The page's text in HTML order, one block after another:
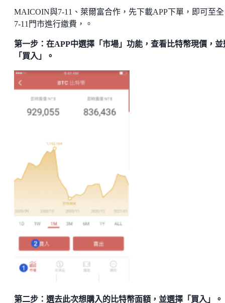
MAICOIN與7-11、萊爾富合作，先下載APP下單，即可至
7-11門市進行繳費，。
第一步：在APP中選擇「市場」功能，查看比特幣現價，並
「買入」。
第二步：選去此次想購入的比特幣面額，並選擇「買入」。